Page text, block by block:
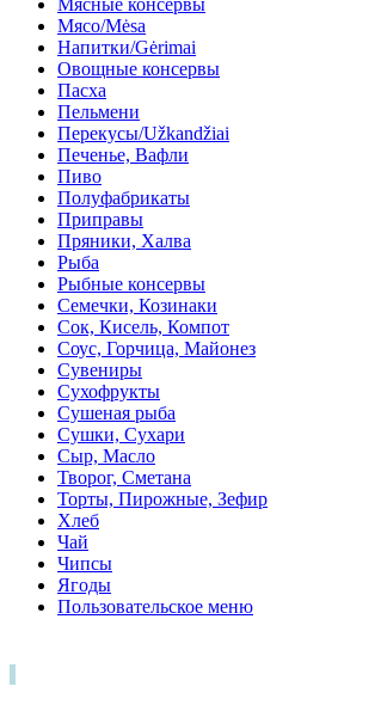
Мясные консервы
Мясо/Mėsa
Напитки/Gėrimai
Овощные консервы
Пасха
Пельмени
Перекусы/Užkandžiai
Печенье, Вафли
Пиво
Полуфабрикаты
Приправы
Пряники, Халва
Рыба
Рыбные консервы
Семечки, Козинаки
Сок, Кисель, Компот
Соус, Горчица, Майонез
Сувениры
Сухофрукты
Сушеная рыба
Сушки, Сухари
Сыр, Масло
Творог, Сметана
Торты, Пирожные, Зефир
Хлеб
Чай
Чипсы
Ягоды
Пользовательское меню